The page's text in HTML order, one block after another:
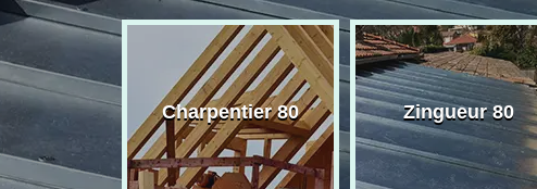
80 Charpentier 80 Zingueur 80